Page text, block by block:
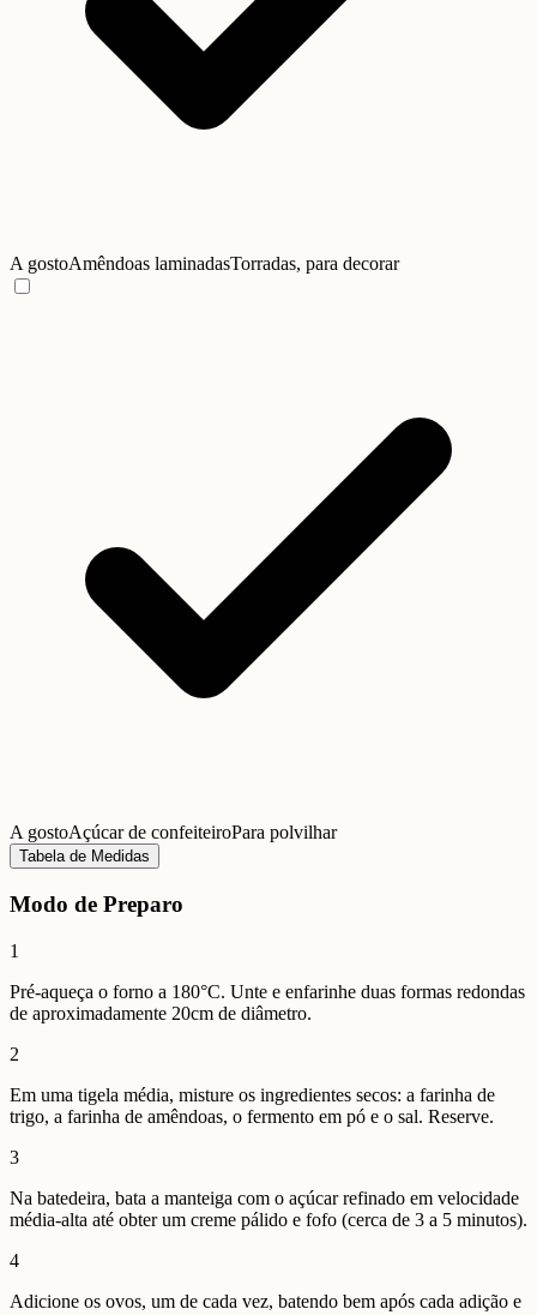
A gostoAmêndoas laminadasTorradas, para decorar
A gostoAçúcar de confeiteiroPara polvilhar
Tabela de Medidas
Modo de Preparo
1
Pré-aqueça o forno a 180°C. Unte e enfarinhe duas formas redondas
de aproximadamente 20cm de diâmetro.
2
Em uma tigela média, misture os ingredientes secos: a farinha de
trigo, a farinha de amêndoas, o fermento em pó e o sal. Reserve.
3
Na batedeira, bata a manteiga com o açúcar refinado em velocidade
média-alta até obter um creme pálido e fofo (cerca de 3 a 5 minutos).
4
Adicione os ovos, um de cada vez, batendo bem após cada adição e